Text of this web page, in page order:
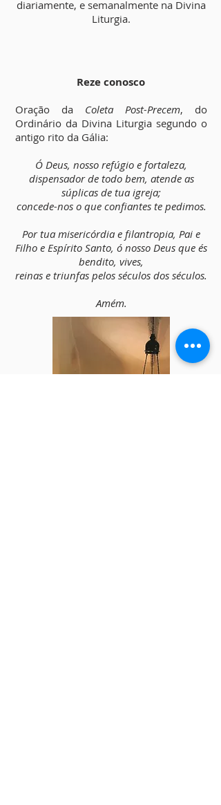
diariamente, e semanalmente na Divina
Liturgia.
Reze conosco
Oração da Coleta Post-Precem, do
Ordinário da Divina Liturgia segundo o
antigo rito da Gália:
Ó Deus, nosso refúgio e fortaleza,
dispensador de todo bem, atende as
súplicas de tua igreja;
concede-nos o que confiantes te pedimos.
Por tua misericórdia e filantropia, Pai e
Filho e Espírito Santo, ó nosso Deus que és
bendito, vives,
reinas e triunfas pelos séculos dos séculos.
Amém.